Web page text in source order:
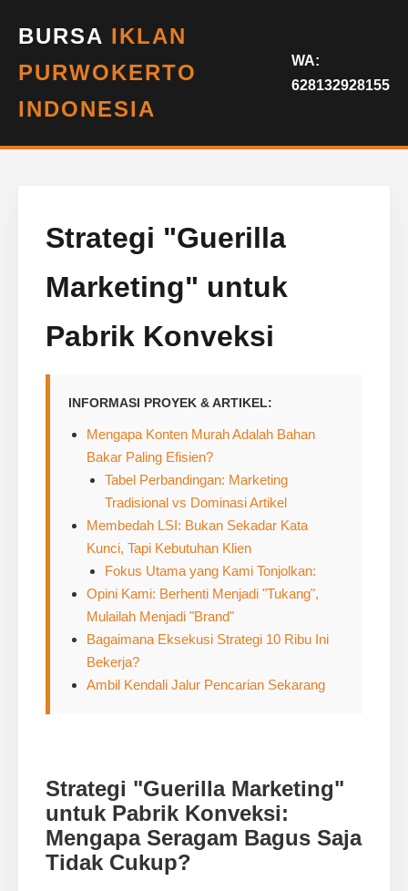
BURSA IKLAN
PURWOKERTO
INDONESIA
WA:
628132928155
Strategi "Guerilla
Marketing" untuk
Pabrik Konveksi
INFORMASI PROYEK & ARTIKEL:
Mengapa Konten Murah Adalah Bahan
Bakar Paling Efisien?
Tabel Perbandingan: Marketing
Tradisional vs Dominasi Artikel
Membedah LSI: Bukan Sekadar Kata
Kunci, Tapi Kebutuhan Klien
Fokus Utama yang Kami Tonjolkan:
Opini Kami: Berhenti Menjadi "Tukang",
Mulailah Menjadi "Brand"
Bagaimana Eksekusi Strategi 10 Ribu Ini
Bekerja?
Ambil Kendali Jalur Pencarian Sekarang
Strategi "Guerilla Marketing"
untuk Pabrik Konveksi:
Mengapa Seragam Bagus Saja
Tidak Cukup?